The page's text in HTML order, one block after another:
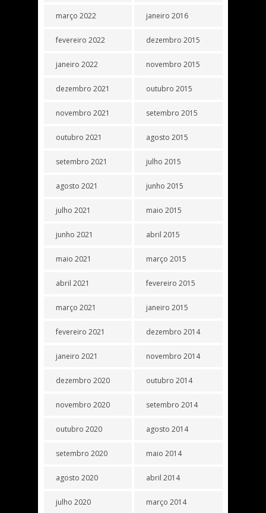
março 2022
fevereiro 2022
janeiro 2022
dezembro 2021
novembro 2021
outubro 2021
setembro 2021
agosto 2021
julho 2021
junho 2021
maio 2021
abril 2021
março 2021
fevereiro 2021
janeiro 2021
dezembro 2020
novembro 2020
outubro 2020
setembro 2020
agosto 2020
julho 2020
janeiro 2016
dezembro 2015
novembro 2015
outubro 2015
setembro 2015
agosto 2015
julho 2015
junho 2015
maio 2015
abril 2015
março 2015
fevereiro 2015
janeiro 2015
dezembro 2014
novembro 2014
outubro 2014
setembro 2014
agosto 2014
maio 2014
abril 2014
março 2014